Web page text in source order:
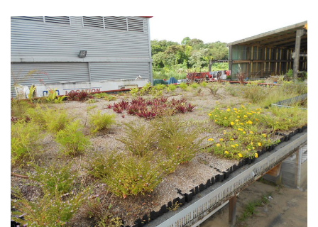
Navigation
de
l’article